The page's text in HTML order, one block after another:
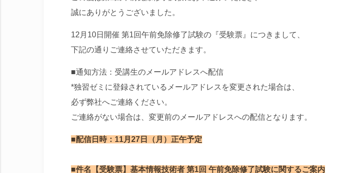
誠にありがとうございました。
12月10日開催 第1回午前免除修了試験の『受験票』につきまして、
下記の通りご連絡させていただきます。
■通知方法：受講生のメールアドレスへ配信
*独習ゼミに登録されているメールアドレスを変更された場合は、
必ず弊社へご連絡ください。
ご連絡がない場合は、変更前のメールアドレスへの配信となります。
■配信日時：11月27日（月）正午予定
■件名 【受験票】基本情報技術者 第1回 午前免除修了試験に関するご案内